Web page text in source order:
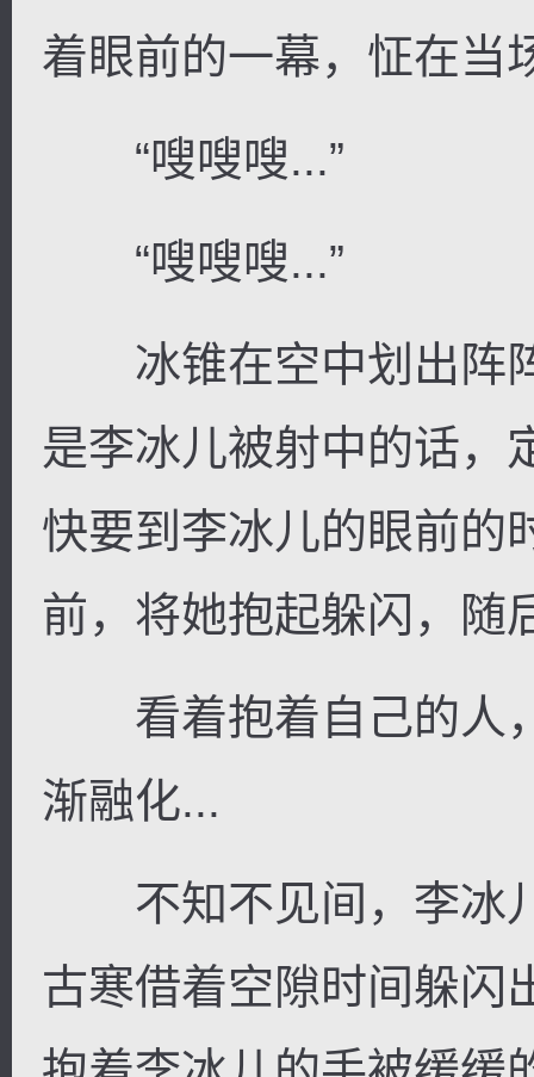
着眼前的一幕，怔在当
“嗖嗖嗖...”
“嗖嗖嗖...”
冰锥在空中划出阵
是李冰儿被射中的话，
快要到李冰儿的眼前的
前，将她抱起躲闪，随
看着抱着自己的人
渐融化...
不知不见间，李冰
古寒借着空隙时间躲闪